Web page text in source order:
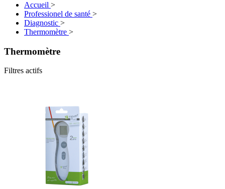
Accueil >
Professionel de santé >
Diagnostic >
Thermomètre >
Thermomètre
Filtres actifs